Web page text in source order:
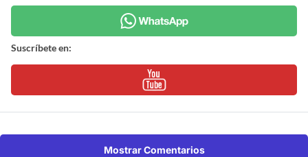
Suscríbete en:
Mostrar Comentarios